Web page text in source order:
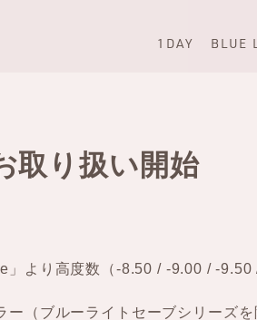
1DAY BLUE
取り扱い開始
」より高度数（-8.50 / -9.00 / -
（ブルーライトセーブシリーズを